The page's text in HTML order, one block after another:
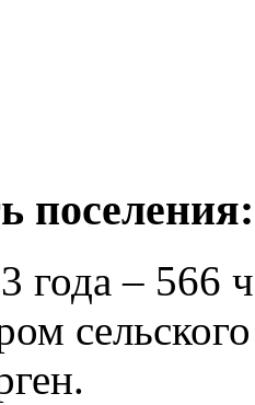
поселения:
года – 566